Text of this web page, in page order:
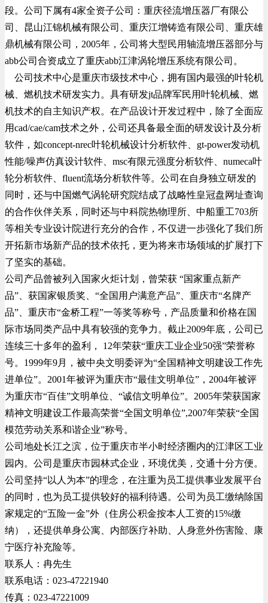
段。公司下属有4家全资子公司：重庆径流增压器厂有限公
司、昆山江锦机械有限公司、重庆江增铸造有限公司、重庆雄
鼎机械有限公司，2005年，公司将大型民用轴流增压器部分与
abb公司合资成立了重庆abb江津涡轮增压系统有限公司。
公司技术中心是重庆市级技术中心，拥有国内最强的叶轮机
械、燃机技术研发实力。具有研发jt品牌军民用叶轮机械、燃
机技术的自主知识产权。在产品设计开发过程中，除了全面应
用cad/cae/cam技术之外，公司还具备最全面的研发设计及分析
软件，如concept-nrec叶轮机械设计分析软件、gt-power发动机
性能/噪声仿真设计软件、msc有限元强度分析软件、numeca叶
轮分析软件、fluent流场分析软件等。公司在自身独立研发的
同时，还与中国燃气涡轮研究院结成了战略性皇冠盘网址查询
的合作伙伴关系，同时还与中科院热物理所、中船重工703所
等相关专业设计院进行充分的合作，不仅进一步强化了我们所
开拓新市场新产品的技术依托，更为将来市场领域的扩展打下
了坚实的基础。
公司产品曾被列入国家火炬计划，曾荣获 “国家重点新产
品”、获国家银质奖、“全国用户满意产品”、重庆市“名牌产
品”、重庆市“金桥工程”一等奖等称号，产品质量和价格在国
际市场同类产品中具有较强的竞争力。截止2009年底，公司已
连续三十多年的盈利， 12年荣获“重庆工业企业50强”荣誉称
号。1999年9月，被中央文明委评为“全国精神文明建设工作先
进单位”。2001年被评为重庆市“最佳文明单位”，2004年被评
为重庆市“百佳”文明单位、“诚信文明单位”。2005年荣获国家
精神文明建设工作最高荣誉“全国文明单位”,2007年荣获“全国
模范劳动关系和谐企业”称号。
公司地处长江之滨，位于重庆市半小时经济圈内的江津区工业
园内。公司是重庆市园林式企业，环境优美，交通十分方便。
公司坚持“以人为本”的理念，在注重为员工提供事业发展平台
的同时，也为员工提供较好的福利待遇。公司为员工缴纳除国
家规定的“五险一金”外（住房公积金按本人工资的15%缴
纳），还提供单身公寓、内部医疗补助、人身意外伤害险、康
宁医疗补充险等。
联系人：冉先生
联系电话：023-47221940
传真：023-47221009